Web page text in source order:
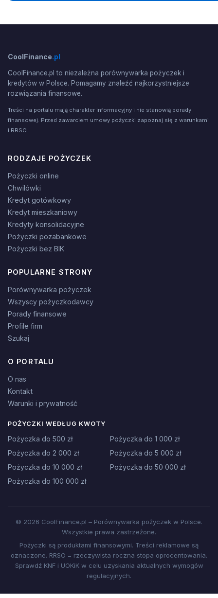
CoolFinance.pl
CoolFinance.pl to niezależna porównywarka pożyczek i
kredytów w Polsce. Pomagamy znaleźć najkorzystniejsze
rozwiązania finansowe.
Treści na portalu mają charakter informacyjny i nie stanowią porady
finansowej. Przed zawarciem umowy pożyczki zapoznaj się z warunkami
i RRSO.
RODZAJE POŻYCZEK
Pożyczki online
Chwilówki
Kredyt gotówkowy
Kredyt mieszkaniowy
Kredyty konsolidacyjne
Pożyczki pozabankowe
Pożyczki bez BIK
POPULARNE STRONY
Porównywarka pożyczek
Wszyscy pożyczkodawcy
Porady finansowe
Profile firm
Szukaj
O PORTALU
O nas
Kontakt
Warunki i prywatność
POŻYCZKI WEDŁUG KWOTY
Pożyczka do 500 zł
Pożyczka do 1 000 zł
Pożyczka do 2 000 zł
Pożyczka do 5 000 zł
Pożyczka do 10 000 zł
Pożyczka do 50 000 zł
Pożyczka do 100 000 zł
© 2026 CoolFinance.pl – Porównywarka pożyczek w Polsce.
Wszystkie prawa zastrzeżone.
Pożyczki są produktami finansowymi. Treści reklamowe są
oznaczone. RRSO = rzeczywista roczna stopa oprocentowania.
Sprawdź KNF i UOKiK w celu uzyskania aktualnych wymogów
regulacyjnych.